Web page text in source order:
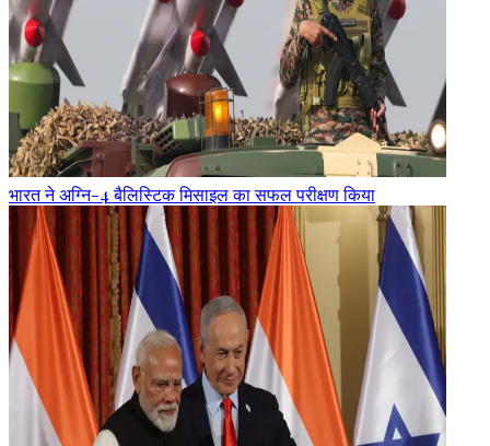
भारत ने अग्नि-4 बैलिस्टिक मिसाइल का सफल परीक्षण किया